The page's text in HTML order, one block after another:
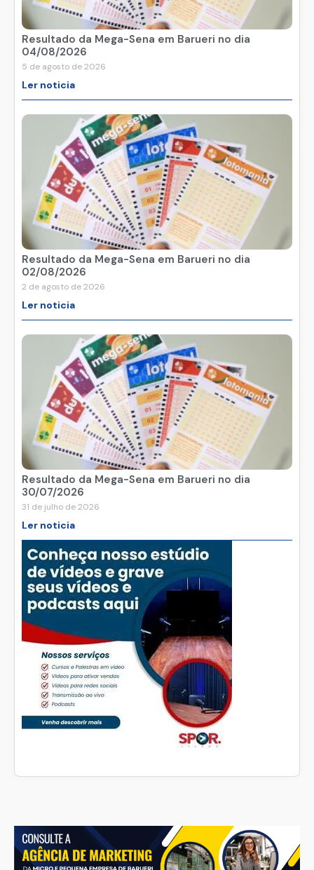
Resultado da Mega-Sena em Barueri no dia
04/08/2026
5 de agosto de 2026
Ler noticia
Resultado da Mega-Sena em Barueri no dia
02/08/2026
2 de agosto de 2026
Ler noticia
Resultado da Mega-Sena em Barueri no dia
30/07/2026
31 de julho de 2026
Ler noticia